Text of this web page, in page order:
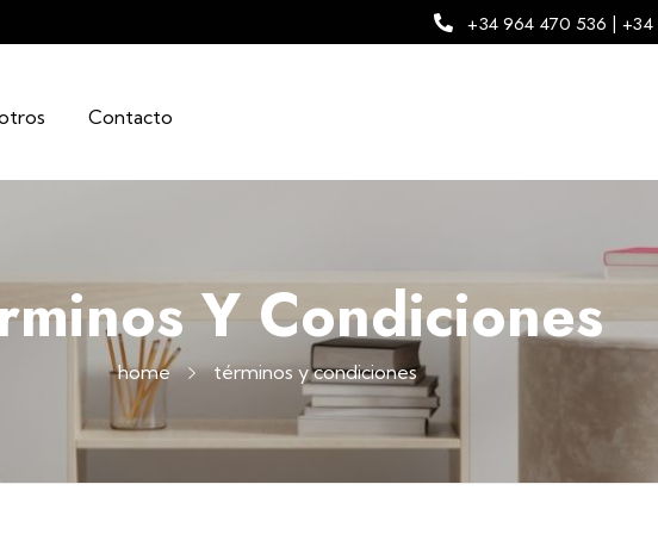
+34 964 470 536 |
Contacto
home términos y condiciones
Y Condiciones